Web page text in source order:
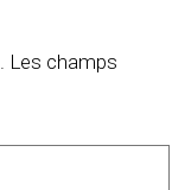
Les champs